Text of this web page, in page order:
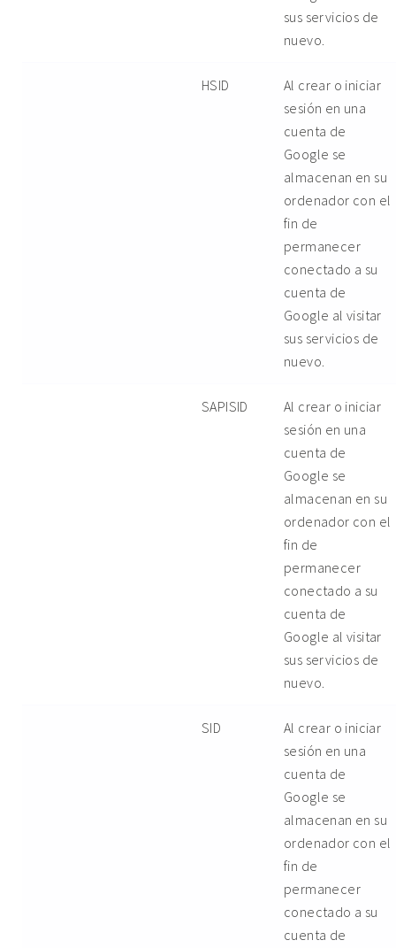
sus servicios de
nuevo.
HSID
Al crear o iniciar
sesión en una
cuenta de
Google se
almacenan en su
ordenador con el
fin de
permanecer
conectado a su
cuenta de
Google al visitar
sus servicios de
nuevo.
SAPISID
Al crear o iniciar
sesión en una
cuenta de
Google se
almacenan en su
ordenador con el
fin de
permanecer
conectado a su
cuenta de
Google al visitar
sus servicios de
nuevo.
SID
Al crear o iniciar
sesión en una
cuenta de
Google se
almacenan en su
ordenador con el
fin de
permanecer
conectado a su
cuenta de